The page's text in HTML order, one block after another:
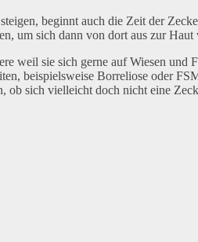
beginnt auch die Zeit der
um sich dann von dort aus zur Haut
weil sie sich gerne auf Wiesen und
beispielsweise Borreliose oder
ob sich vielleicht doch nicht eine